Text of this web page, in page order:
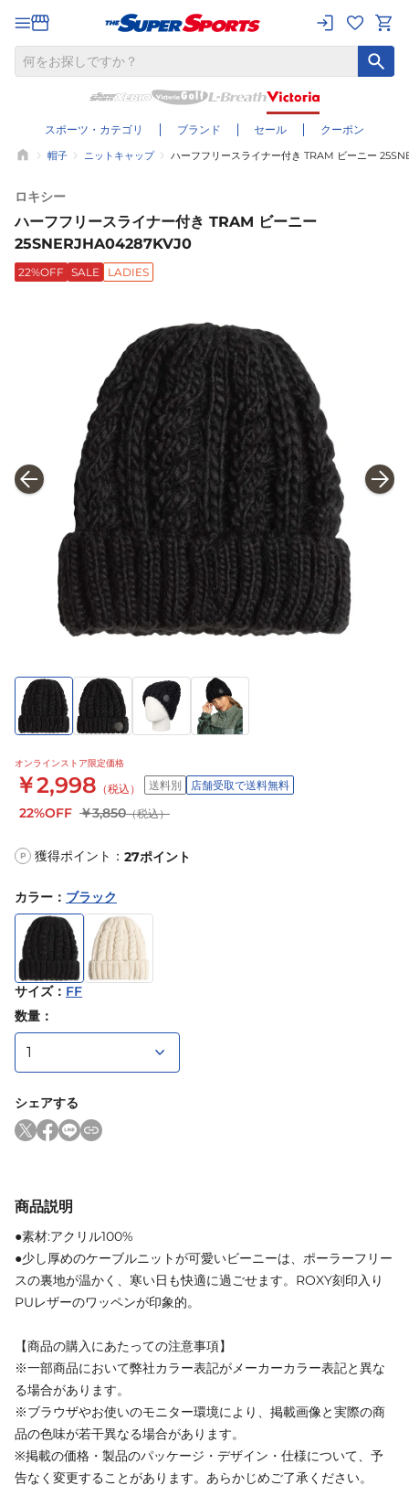
スポーツ・カテゴリ ブランド セール クーポン
帽子 ニットキャップ ハーフフリースライナー付き TRAM ビーニー
ロキシー
ハーフフリースライナー付き TRAM ビーニー
25SNERJHA04287KVJ0
22%OFF SALE LADIES
オンラインストア限定価格
￥2,998 （税込） 送料別 店舗受取で送料無料
22%OFF ￥3,850（税込）
P 獲得ポイント： 27ポイント
カラー ： ブラック
サイズ： FF
数量：
シェアする
商品説明
●素材:アクリル100%
●少し厚めのケーブルニットが可愛いビーニーは、ポーラーフリー
スの裏地が温かく、寒い日も快適に過ごせます。ROXY刻印入り
PUレザーのワッペンが印象的。
【商品の購入にあたっての注意事項】
※一部商品において弊社カラー表記がメーカーカラー表記と異な
る場合があります。
※ブラウザやお使いのモニター環境により、掲載画像と実際の商
品の色味が若干異なる場合があります。
※掲載の価格・製品のパッケージ・デザイン・仕様について、予
告なく変更することがあります。あらかじめご了承ください。